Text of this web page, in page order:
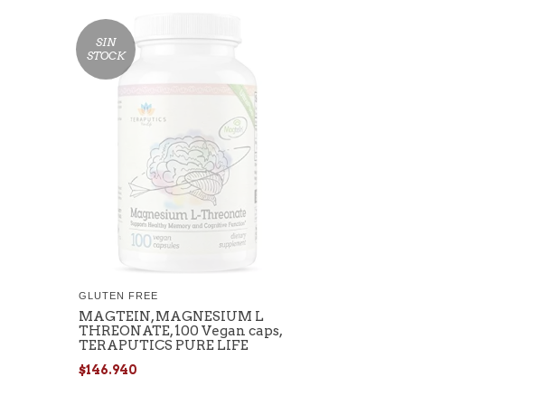
SIN
STOCK
GLUTEN FREE
MAGTEIN, MAGNESIUM L
THREONATE, 100 Vegan caps,
TERAPUTICS PURE LIFE
$146.940